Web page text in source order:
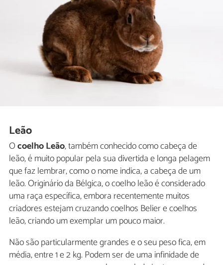
Leão
Ocoelho Leão, também conhecido como cabeça de
leão, é muito popular pela sua divertida e longa pelagem
que faz lembrar, como o nome indica, a cabeça de um
leão. Originário da Bélgica, o coelho leão é considerado
uma raça específica, embora recentemente muitos
criadores estejam cruzando coelhos Belier e coelhos
leão, criando um exemplar um pouco maior.
Não são particularmente grandes e o seu peso fica, em
média, entre 1 e 2 kg. Podem ser de uma infinidade de